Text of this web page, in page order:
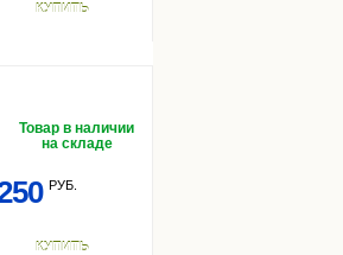
КУПИТЬ
Товар в наличии
на складе
РУБ.
КУПИТЬ